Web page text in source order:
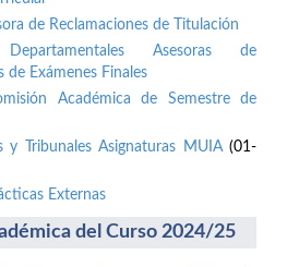
de Reclamaciones de Titulación
Departamentales Asesoras de
de Exámenes Finales
Académica de Semestre de
y Tribunales Asignaturas MUIA(01-
Externas
del Curso 2024/25